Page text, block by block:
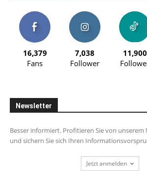
16,379
Fans
7,038
Follower
11,900
Newsletter
Besser informiert. Profitieren Sie von unserem
und sichern Sie sich Ihren
Jetzt anmelden